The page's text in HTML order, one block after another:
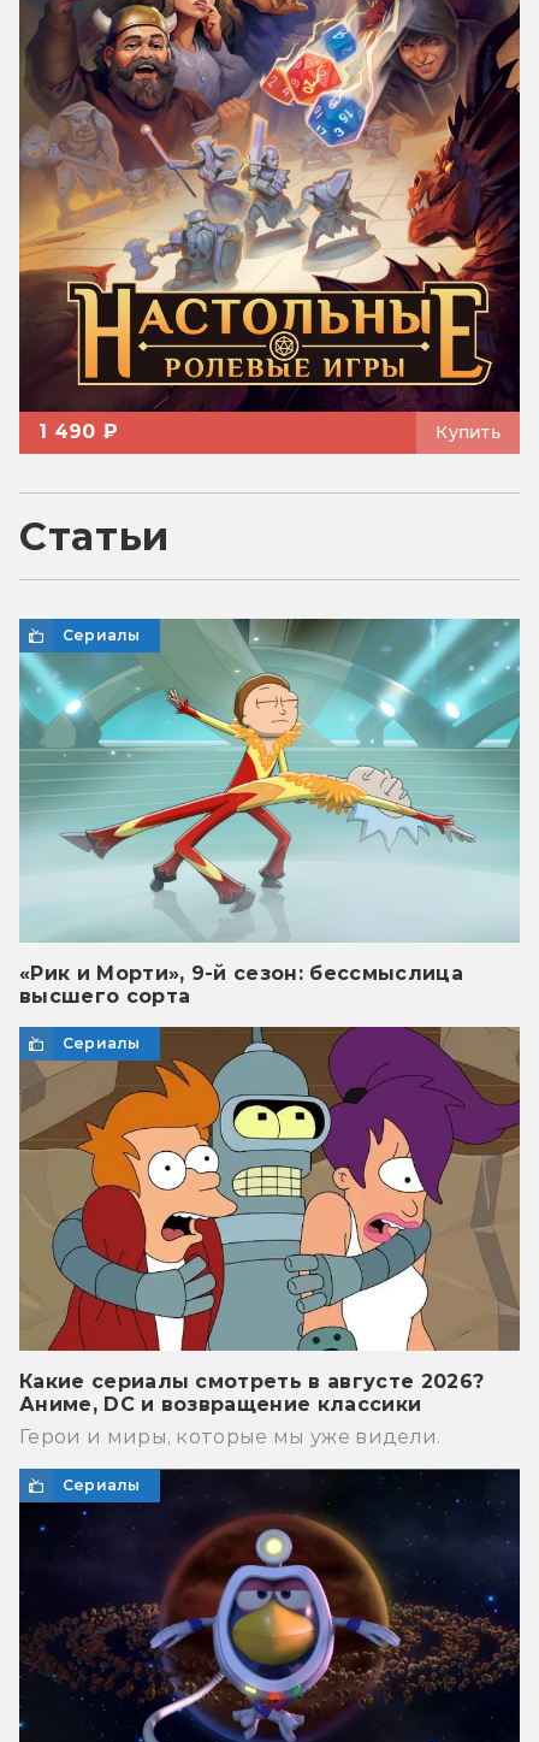
1 490 ₽ Купить
Статьи
Сериалы
«Рик и Морти», 9-й сезон: бессмыслица
высшего сорта
Сериалы
Какие сериалы смотреть в августе 2026?
Аниме, DC и возвращение классики
Герои и миры, которые мы уже видели.
Сериалы